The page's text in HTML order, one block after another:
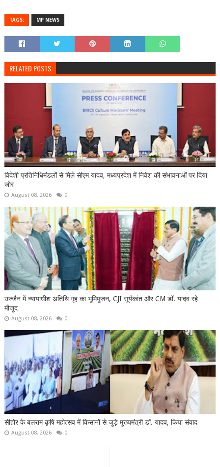
TAGS: MP NEWS
RELATED POSTS
विदेशी प्रतिनिधिमंडलों से मिले सीएम यादव, मध्यप्रदेश में निवेश की संभावनाओं पर दिया
जोर
August 08, 2026 0
उज्जैन में न्यायाधीश अतिथि गृह का भूमिपूजन, CJI सूर्यकांत और CM डॉ. यादव रहे
मौजूद
August 08, 2026 0
सीहोर के बलराम कृषि महोत्सव में किसानों से जुड़े मुख्यमंत्री डॉ. यादव, किया संवाद
August 08, 2026 0